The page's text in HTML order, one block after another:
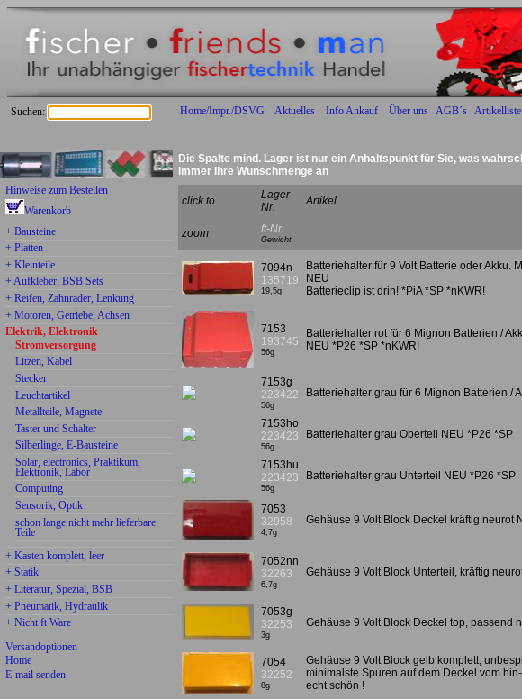
Home/Impr./DSVG Aktuelles Info Ankauf Über uns AGB´s Artikelliste
Suchen:
Hinweise zum Bestellen
Warenkorb
+ Bausteine
+ Platten
+ Kleinteile
+ Aufkleber, BSB Sets
+ Reifen, Zahnräder, Lenkung
+ Motoren, Getriebe, Achsen
Elektrik, Elektronik
Stromversorgung
Litzen, Kabel
Stecker
Leuchtartikel
Metallteile, Magnete
Taster und Schalter
Silberlinge, E-Bausteine
Solar, electronics, Praktikum,
Elektronik, Labor
Computing
Sensorik, Optik
schon lange nicht mehr lieferbare
Teile
+ Kasten komplett, leer
+ Statik
+ Literatur, Spezial, BSB
+ Pneumatik, Hydraulik
+ Nicht ft Ware
Versandoptionen
Home
E-mail senden
Die Spalte mind. Lager ist nur ein Anhaltspunkt für Sie, was
immer Ihre Wunschmenge an
click to
Lager-
Nr.
Artikel
zoom ft-Nr.
Gewicht
7094n
135719
19,5g
Batteriehalter für 9 Volt Batterie oder Akku.
NEU
Batterieclip ist drin! *PiA *SP *nKWR!
7153
193745
56g
Batteriehalter rot für 6 Mignon Batterien /
NEU *P26 *SP *nKWR!
7153g
223422
56g
Batteriehalter grau für 6 Mignon Batterien /
7153ho
223423
56g
Batteriehalter grau Oberteil NEU *P26 *SP
7153hu
223423
56g
Batteriehalter grau Unterteil NEU *P26 *SP
7053
32958
4,7g
Gehäuse 9 Volt Block Deckel kräftig neurot
7052nn
32263
6,7g
Gehäuse 9 Volt Block Unterteil, kräftig
7053g
32253
3g
Gehäuse 9 Volt Block Deckel top, passend
7054
32252
8g
Gehäuse 9 Volt Block gelb komplett,
minimalste Spuren auf dem Deckel vom
echt schön !